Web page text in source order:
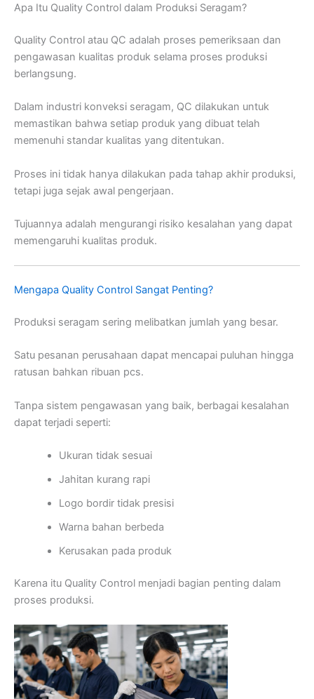
Apa Itu Quality Control dalam Produksi Seragam?
Quality Control atau QC adalah proses pemeriksaan dan
pengawasan kualitas produk selama proses produksi
berlangsung.
Dalam industri konveksi seragam, QC dilakukan untuk
memastikan bahwa setiap produk yang dibuat telah
memenuhi standar kualitas yang ditentukan.
Proses ini tidak hanya dilakukan pada tahap akhir produksi,
tetapi juga sejak awal pengerjaan.
Tujuannya adalah mengurangi risiko kesalahan yang dapat
memengaruhi kualitas produk.
Mengapa Quality Control Sangat Penting?
Produksi seragam sering melibatkan jumlah yang besar.
Satu pesanan perusahaan dapat mencapai puluhan hingga
ratusan bahkan ribuan pcs.
Tanpa sistem pengawasan yang baik, berbagai kesalahan
dapat terjadi seperti:
Ukuran tidak sesuai
Jahitan kurang rapi
Logo bordir tidak presisi
Warna bahan berbeda
Kerusakan pada produk
Karena itu Quality Control menjadi bagian penting dalam
proses produksi.